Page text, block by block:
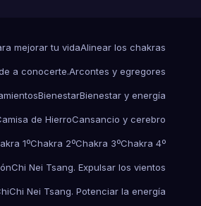
mejorar tu vidaAlinear los chakras
a conocerte.Arcontes y egregores
BienestarBienestar y energía
de HierroCansancio y cerebro
1ºChakra 2ºChakra 3ºChakra 4º
Chi Nei Tsang. Expulsar los vientos
Chi Nei Tsang. Potenciar la energía